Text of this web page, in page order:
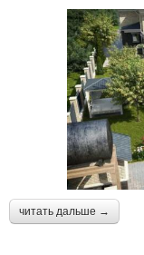
читать дальше →